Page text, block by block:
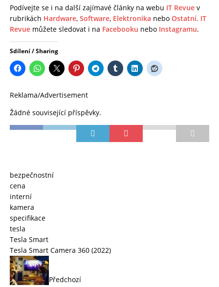
Podívejte se i na další zajímavé články na webu IT Revue v
rubrikách Hardware, Software, Elektronika nebo Ostatní. IT
Revue můžete sledovat i na Facebooku nebo Instagramu.
Sdílení / Sharing
Reklama/Advertisement
Žádné související příspěvky.
bezpečnostní
cena
interní
kamera
specifikace
tesla
Tesla Smart
Tesla Smart Camera 360 (2022)
Předchozí